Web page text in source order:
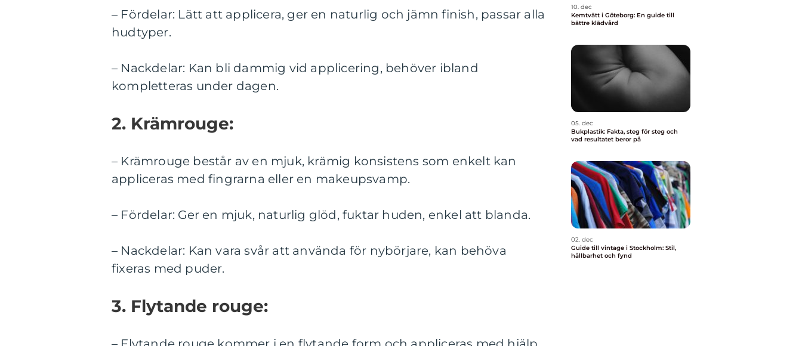
– Fördelar: Lätt att applicera, ger en naturlig och jämn finish, passar alla
hudtyper.
– Nackdelar: Kan bli dammig vid applicering, behöver ibland
kompletteras under dagen.
2. Krämrouge:
– Krämrouge består av en mjuk, krämig konsistens som enkelt kan
appliceras med fingrarna eller en makeupsvamp.
– Fördelar: Ger en mjuk, naturlig glöd, fuktar huden, enkel att blanda.
– Nackdelar: Kan vara svår att använda för nybörjare, kan behöva
fixeras med puder.
3. Flytande rouge:
10. dec
Kemtvätt i Göteborg: En guide till
bättre klädvård
05. dec
Bukplastik: Fakta, steg för steg och
vad resultatet beror på
02. dec
Guide till vintage i Stockholm: Stil,
hållbarhet och fynd